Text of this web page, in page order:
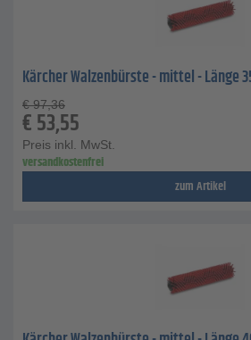
Kärcher Walzenbürste - mittel - Länge
€ 97,36
€53,55
Preis inkl. MwSt.
versandkostenfrei
zum Artikel